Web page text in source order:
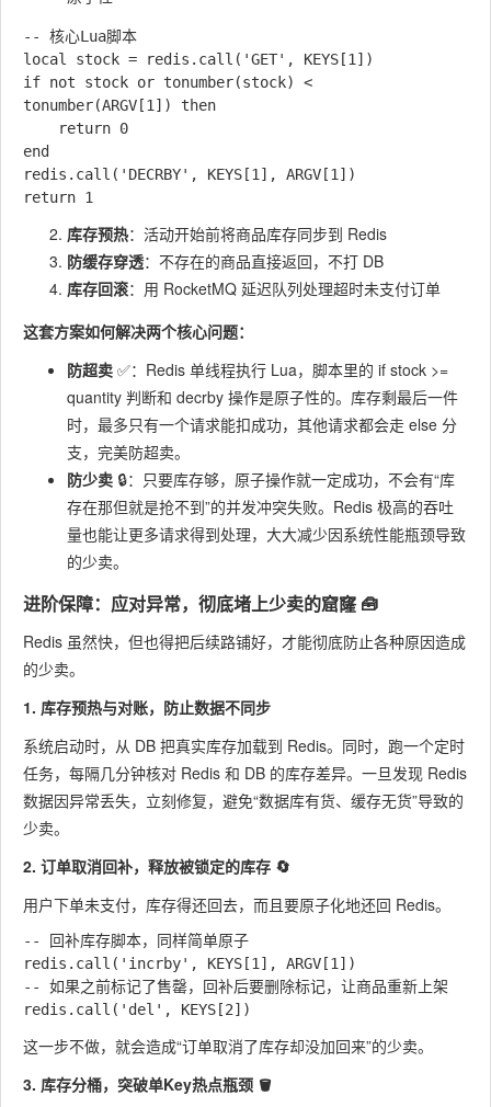
-- 核心Lua脚本
local stock = redis.call('GET', KEYS[1])
if not stock or tonumber(stock) <
tonumber(ARGV[1]) then
end
redis.call('DECRBY', KEYS[1], ARGV[1])
库存预热：活动开始前将商品库存同步到 Redis
防缓存穿透：不存在的商品直接返回，不打 DB
库存回滚：用 RocketMQ 延迟队列处理超时未支付订单
这套方案如何解决两个核心问题：
防超卖 ✅：Redis 单线程执行 Lua，脚本里的 if stock >=
quantity 判断和 decrby 操作是原子性的。库存剩最后一件
时，最多只有一个请求能扣成功，其他请求都会走 else 分
支，完美防超卖。
防少卖 🔒：只要库存够，原子操作就一定成功，不会有“库
存在那但就是抢不到”的并发冲突失败。Redis 极高的吞吐
量也能让更多请求得到处理，大大减少因系统性能瓶颈导致
的少卖。
进阶保障：应对异常，彻底堵上少卖的窟窿 🧰
Redis 虽然快，但也得把后续路铺好，才能彻底防止各种原因造成
的少卖。
1. 库存预热与对账，防止数据不同步
系统启动时，从 DB 把真实库存加载到 Redis。同时，跑一个定时
任务，每隔几分钟核对 Redis 和 DB 的库存差异。一旦发现 Redis
数据因异常丢失，立刻修复，避免“数据库有货、缓存无货”导致的
少卖。
2. 订单取消回补，释放被锁定的库存 🔄
用户下单未支付，库存得还回去，而且要原子化地还回 Redis。
-- 回补库存脚本，同样简单原子
redis.call('incrby', KEYS[1], ARGV[1])
-- 如果之前标记了售罄，回补后要删除标记，让商品重新上架
这一步不做，就会造成“订单取消了库存却没加回来”的少卖。
3. 库存分桶，突破单Key热点瓶颈 🪣